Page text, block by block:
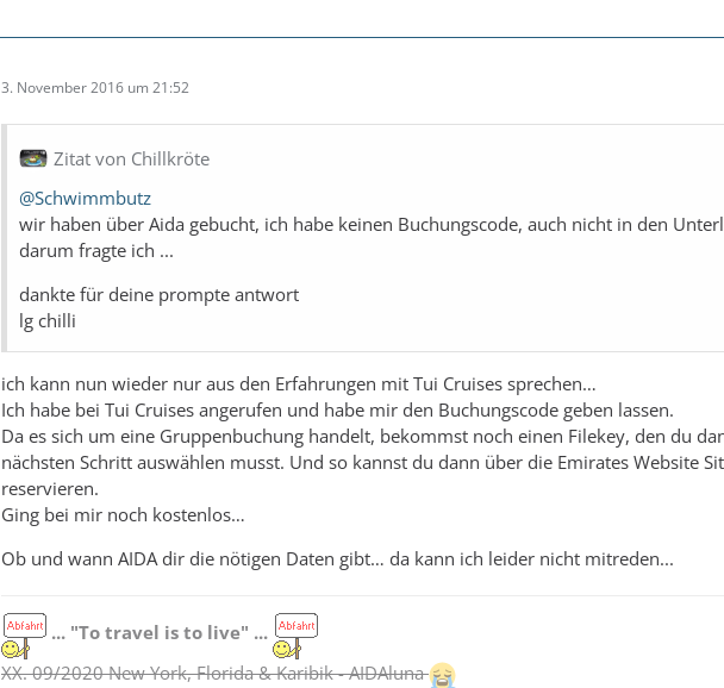
3. November 2016 um 21:52
Zitat von Chillkröte
@Schwimmbutz
wir haben über Aida gebucht, ich habe keinen Buchungscode, auch nicht in den
darum fragte ich ...
dankte für deine prompte antwort
lg chilli
ich kann nun wieder nur aus den Erfahrungen mit Tui Cruises sprechen…
Ich habe bei Tui Cruises angerufen und habe mir den Buchungscode geben lassen.
Da es sich um eine Gruppenbuchung handelt, bekommst noch einen Filekey, den du
nächsten Schritt auswählen musst. Und so kannst du dann über die Emirates Website
reservieren.
Ging bei mir noch kostenlos…
Ob und wann AIDA dir die nötigen Daten gibt… da kann ich leider nicht mitreden...
... "To travel is to live" ...
XX. 09/2020 New York, Florida & Karibik - AIDAluna